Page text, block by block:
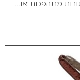
מתהפכות או…